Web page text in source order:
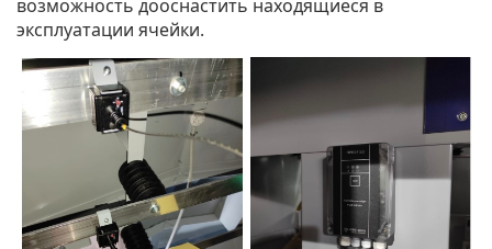
возможность дооснастить находящиеся в
эксплуатации ячейки.